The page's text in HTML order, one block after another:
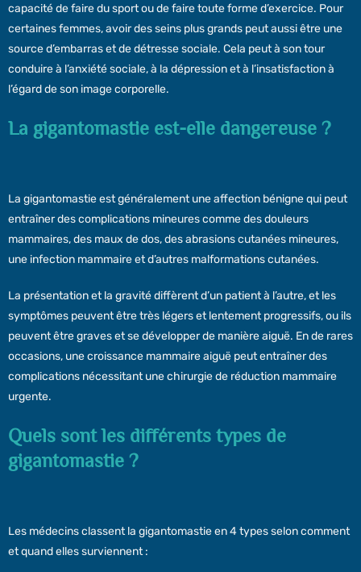
capacité de faire du sport ou de faire toute forme d’exercice. Pour
certaines femmes, avoir des seins plus grands peut aussi être une
source d’embarras et de détresse sociale. Cela peut à son tour
conduire à l’anxiété sociale, à la dépression et à l’insatisfaction à
l’égard de son image corporelle.
La gigantomastie est-elle dangereuse ?
La gigantomastie est généralement une affection bénigne qui peut
entraîner des complications mineures comme des douleurs
mammaires, des maux de dos, des abrasions cutanées mineures,
une infection mammaire et d’autres malformations cutanées.
La présentation et la gravité diffèrent d’un patient à l’autre, et les
symptômes peuvent être très légers et lentement progressifs, ou ils
peuvent être graves et se développer de manière aiguë. En de rares
occasions, une croissance mammaire aiguë peut entraîner des
complications nécessitant une chirurgie de réduction mammaire
urgente.
Quels sont les différents types de
gigantomastie ?
Les médecins classent la gigantomastie en 4 types selon comment
et quand elles surviennent :